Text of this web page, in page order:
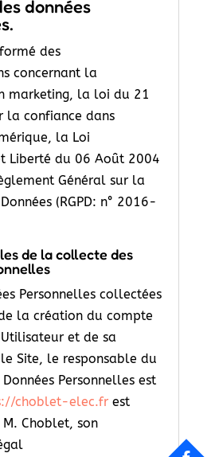
données
des
concernant la
marketing, la loi du 21
la confiance dans
la Loi
Liberté du 06 Août 2004
Général sur la
(RGPD: n° 2016-
de la collecte des
Personnelles collectées
la création du compte
et de sa
Site, le responsable du
Personnelles est
choblet-elec.fr est
Choblet, son